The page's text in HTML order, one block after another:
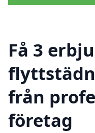
Få 3
från
företag